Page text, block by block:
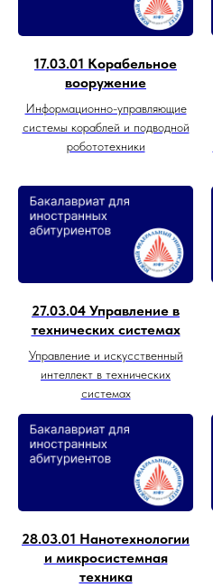
17.03.01 Корабельное
вооружение
Информационно-управляющие
системы кораблей и подводной
робототехники
27.03.04 Управление в
технических системах
Управление и искусственный
интеллект в технических
системах
28.03.01 Нанотехнологии
и микросистемная
техника